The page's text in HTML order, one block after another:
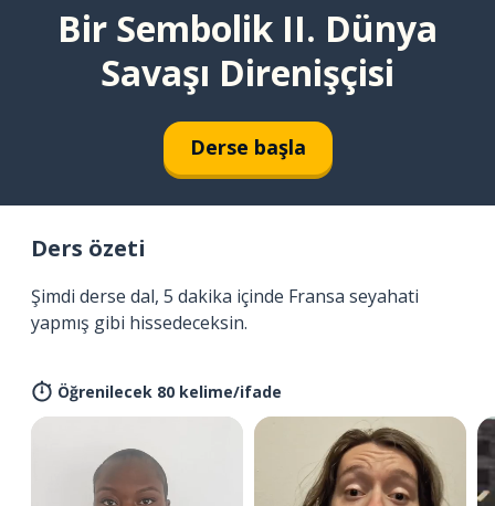
Bir Sembolik II. Dünya
Savaşı Direnişçisi
Derse başla
Ders özeti
Şimdi derse dal, 5 dakika içinde Fransa seyahati
yapmış gibi hissedeceksin.
Öğrenilecek 80 kelime/ifade